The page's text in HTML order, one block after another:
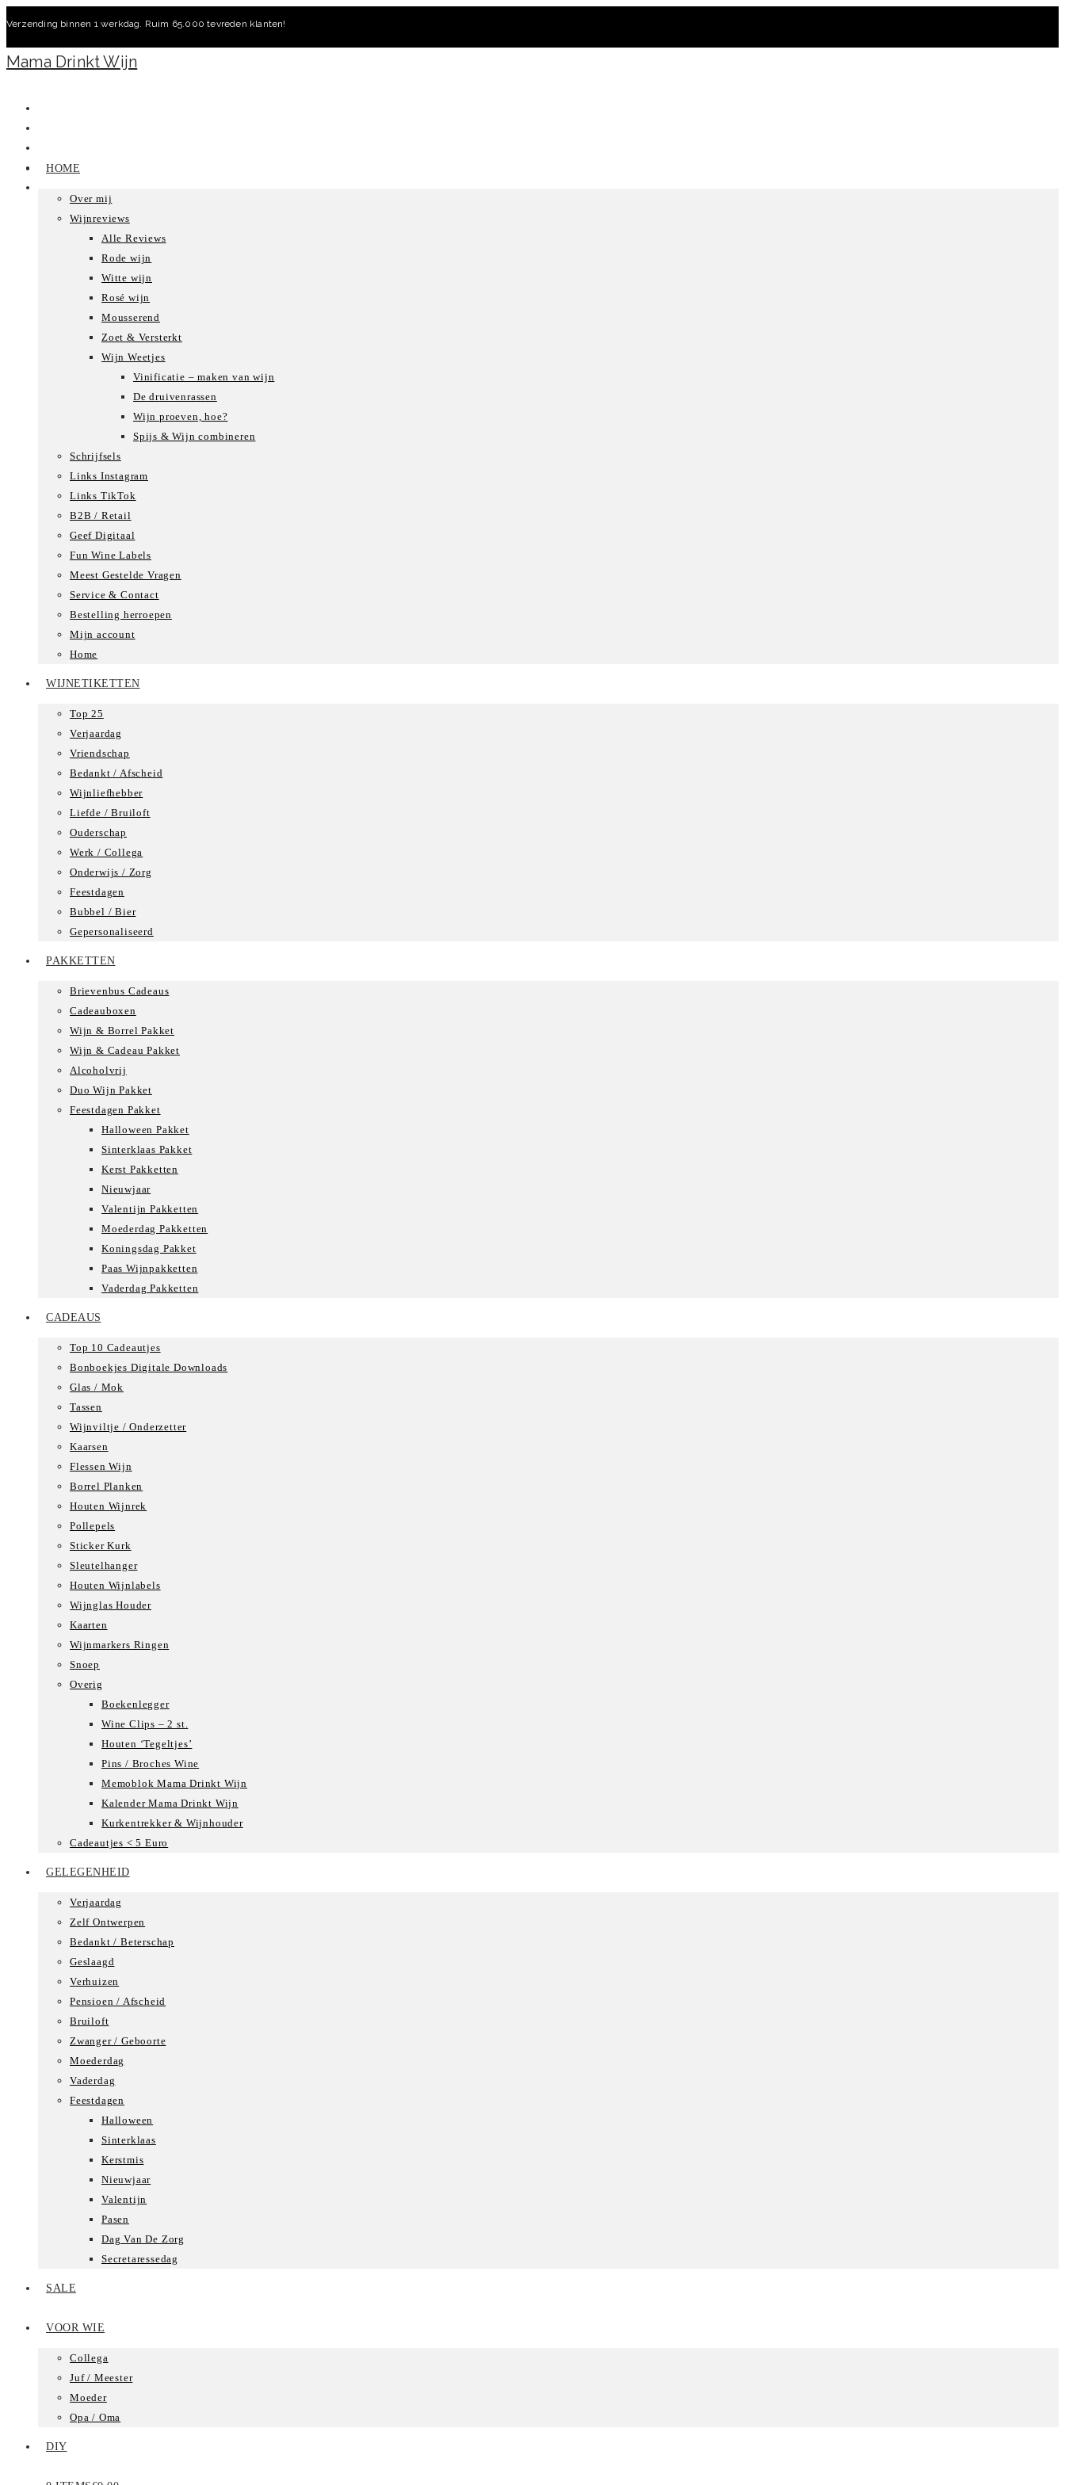
inhoud
Verzending binnen 1 werkdag. Ruim 65.000 tevreden klanten!
Mama Drinkt Wijn
HOME
Over mij
Wijnreviews
Alle Reviews
Rode wijn
Witte wijn
Rosé wijn
Mousserend
Zoet & Versterkt
Wijn Weetjes
Vinificatie – maken van wijn
De druivenrassen
Wijn proeven, hoe?
Spijs & Wijn combineren
Schrijfsels
Links Instagram
Links TikTok
B2B / Retail
Geef Digitaal
Fun Wine Labels
Meest Gestelde Vragen
Service & Contact
Bestelling herroepen
Mijn account
Home
WIJNETIKETTEN
Top 25
Verjaardag
Vriendschap
Bedankt / Afscheid
Wijnliefhebber
Liefde / Bruiloft
Ouderschap
Werk / Collega
Onderwijs / Zorg
Feestdagen
Bubbel / Bier
Gepersonaliseerd
PAKKETTEN
Brievenbus Cadeaus
Cadeauboxen
Wijn & Borrel Pakket
Wijn & Cadeau Pakket
Alcoholvrij
Duo Wijn Pakket
Feestdagen Pakket
Halloween Pakket
Sinterklaas Pakket
Kerst Pakketten
Nieuwjaar
Valentijn Pakketten
Moederdag Pakketten
Koningsdag Pakket
Paas Wijnpakketten
Vaderdag Pakketten
CADEAUS
Top 10 Cadeautjes
Bonboekjes Digitale Downloads
Glas / Mok
Tassen
Wijnviltje / Onderzetter
Kaarsen
Flessen Wijn
Borrel Planken
Houten Wijnrek
Pollepels
Sticker Kurk
Sleutelhanger
Houten Wijnlabels
Wijnglas Houder
Kaarten
Wijnmarkers Ringen
Snoep
Overig
Boekenlegger
Wine Clips – 2 st.
Houten ‘Tegeltjes’
Pins / Broches Wine
Memoblok Mama Drinkt Wijn
Kalender Mama Drinkt Wijn
Kurkentrekker & Wijnhouder
Cadeautjes < 5 Euro
GELEGENHEID
Verjaardag
Zelf Ontwerpen
Bedankt / Beterschap
Geslaagd
Verhuizen
Pensioen / Afscheid
Bruiloft
Zwanger / Geboorte
Moederdag
Vaderdag
Feestdagen
Halloween
Sinterklaas
Kerstmis
Nieuwjaar
Valentijn
Pasen
Dag Van De Zorg
Secretaressedag
SALE
VOOR WIE
Collega
Juf / Meester
Moeder
Opa / Oma
DIY